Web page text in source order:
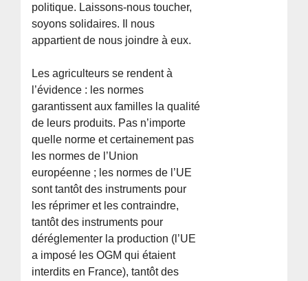
politique. Laissons-nous toucher,
soyons solidaires. Il nous
appartient de nous joindre à eux.
Les agriculteurs se rendent à
l’évidence : les normes
garantissent aux familles la qualité
de leurs produits. Pas n’importe
quelle norme et certainement pas
les normes de l’Union
européenne ; les normes de l’UE
sont tantôt des instruments pour
les réprimer et les contraindre,
tantôt des instruments pour
déréglementer la production (l’UE
a imposé les OGM qui étaient
interdits en France), tantôt des